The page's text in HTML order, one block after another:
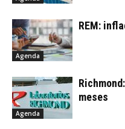
Agenda
REM:
Agenda
meses